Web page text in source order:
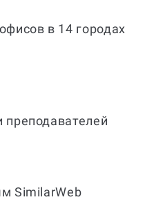
в 14 городах
SimilarWeb